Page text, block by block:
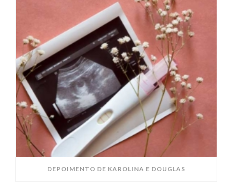
DEPOIMENTO DE KAROLINA E DOUGLAS